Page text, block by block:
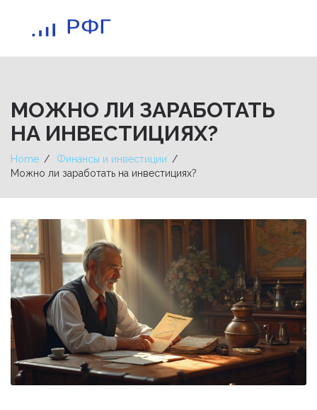
МОЖНО ЛИ ЗАРАБОТАТЬ
НА ИНВЕСТИЦИЯХ?
Home
Финансы и инвестиции
Можно ли заработать на инвестициях?